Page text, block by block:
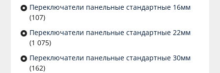
Переключатели панельные стандартные 16мм
(107)
Переключатели панельные стандартные 22мм
(1 075)
Переключатели панельные стандартные 30мм
(162)